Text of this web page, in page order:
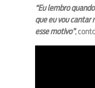
“Eu lembro
que eu vou cantar
esse motivo”,